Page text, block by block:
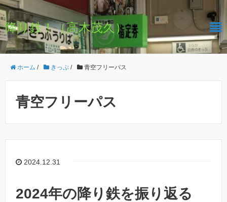
降り鉄！（高木茂久）
ホーム / きっぷ / 青空フリーパス
青空フリーパス
2024.12.31
2024年の降り鉄を振り返る